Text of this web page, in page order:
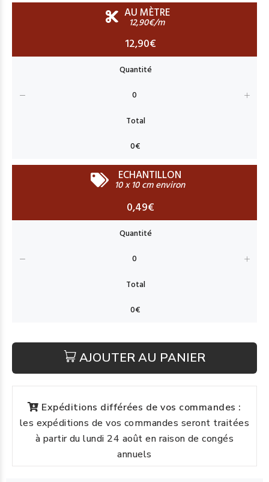
AU MÈTRE
12,90€/m
12,90€
ECHANTILLON
10 x 10 cm environ
0,49€
AJOUTER AU PANIER
Expéditions différées de vos commandes :
les expéditions de vos commandes seront traitées
à partir du lundi 24 août en raison de congés
annuels